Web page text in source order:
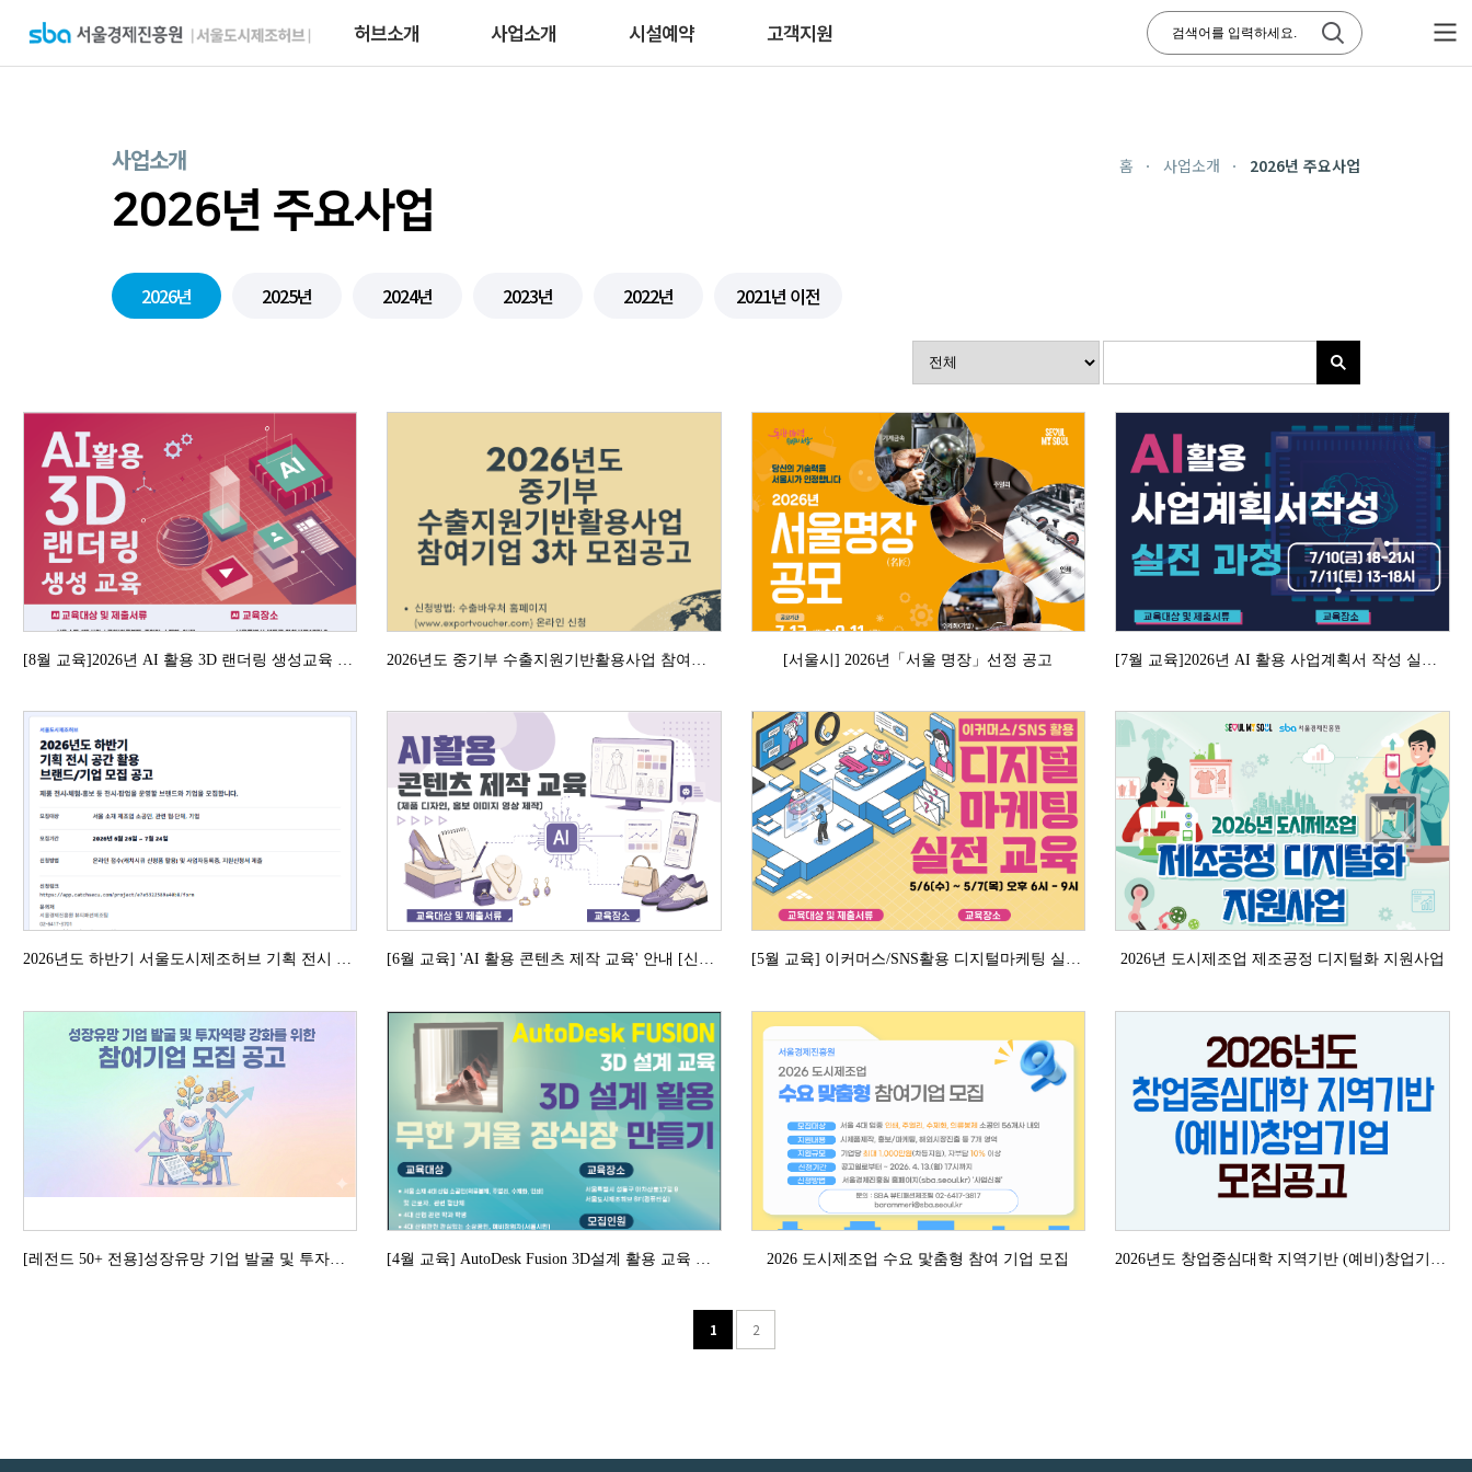
search
허브소개 사업소개 시설예약 고객지원
사업소개
2026년 주요사업
2026년 2025년 2024년 2023년 2022년 2021년 이전
홈 사업소개 2026년 주요사업
[서울시] 2026년「서울 명장」선정 공고
2026년도 하반기 서울도시제조허브 기획 전시 공간 활용 브랜드/기업 모집 공고 [6월 교육] 'AI 활용 콘텐츠 제작 교육' 안내 [신청마감] [5월 교육] 이커머스/SNS활용 디지털마케팅 실전교육 안내 2026년 도시제조업 제조공정 디지털화 지원사업
[레전드 50+ 전용]성장유망 기업 발굴 및 투자역량 강화를 위한 참여기업 모집 공고 2026 도시제조업 수요 맟춤형 참여 기업 모집
1 2